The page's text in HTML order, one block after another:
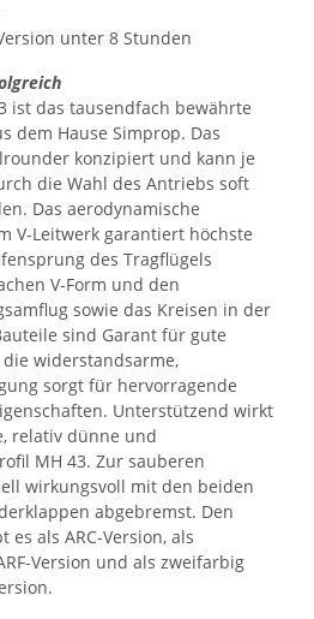
unter 8 Stunden
ist das tausendfach bewährte
dem Hause Simprop. Das
konzipiert und kann je
die Wahl des Antriebs soft
Das aerodynamische
V-Leitwerk garantiert höchste
des Tragflügels
V-Form und den
sowie das Kreisen in der
sind Garant für gute
widerstandsarme,
sorgt für hervorragende
Unterstützend wirkt
relativ dünne und
MH 43. Zur sauberen
wirkungsvoll mit den beiden
abgebremst. Den
es als ARC-Version, als
Version und als zweifarbig